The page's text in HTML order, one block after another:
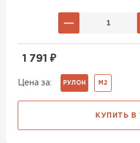
Цена за: РУЛОН М2
1 791 ₽